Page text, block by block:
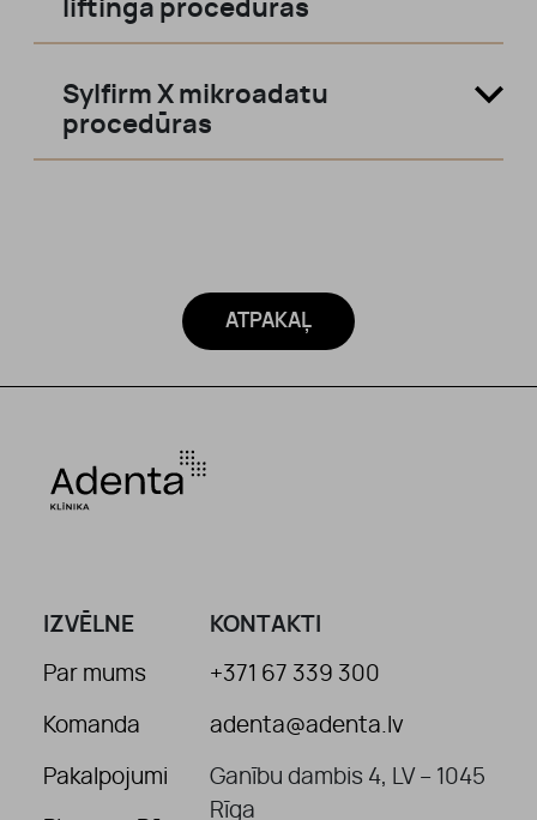
liftinga procedūras
Sylfirm X mikroadatu
procedūras
ATPAKAĻ
IZVĒLNE
Par mums
Komanda
Pakalpojumi
KONTAKTI
+371 67 339 300
adenta@adenta.lv
Ganību dambis 4, LV – 1045
Rīga